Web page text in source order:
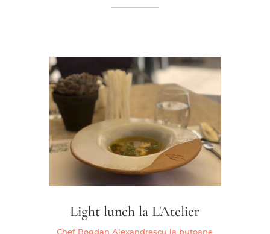
Light lunch la L'Atelier
Chef Bogdan Alexandrescu la butoane